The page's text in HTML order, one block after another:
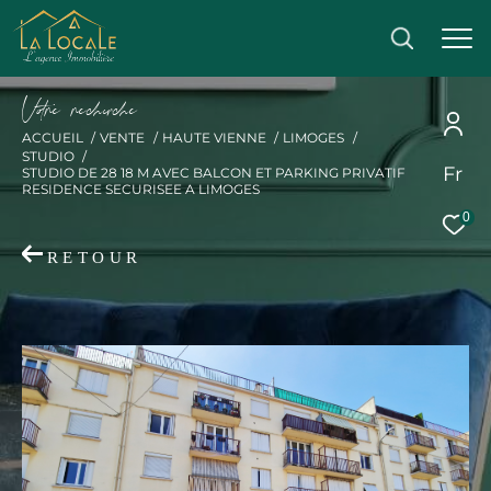
Fr
0
Vore recece
ACCUEIL VENTE HAUTE VIENNE
LIMOGES
STUDIO
STUDIO DE 28 18 M AVEC BALCON ET PARKING PRIVATIF
RESIDENCE SECURISEE A LIMOGES
RETOUR
Effectuer une recherche
Acheter
Type
de
bien
Type de bien
Ville